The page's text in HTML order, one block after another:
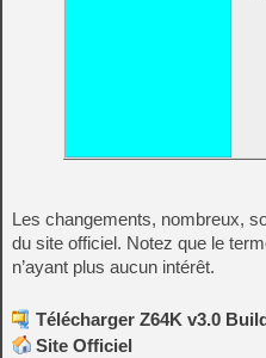
Les changements, nombreux,
du site officiel. Notez que le
n’ayant plus aucun intérêt.
Télécharger Z64K v3.0
Site Officiel